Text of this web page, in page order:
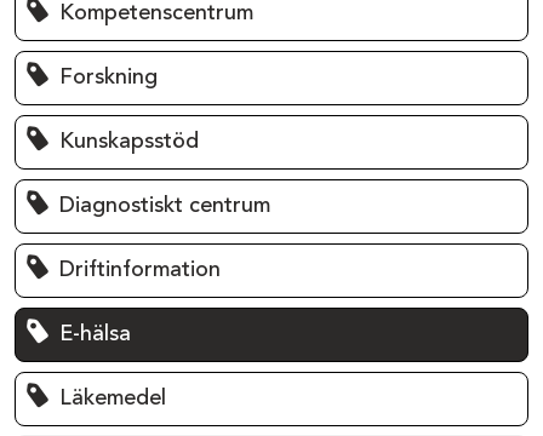
Kompetenscentrum
Forskning
Kunskapsstöd
Diagnostiskt centrum
Driftinformation
E-hälsa
Läkemedel